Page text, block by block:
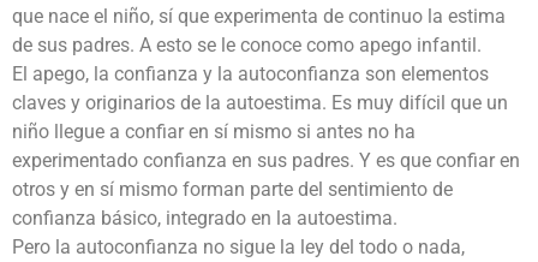
que nace el niño, sí que experimenta de continuo la estima
de sus padres. A esto se le conoce como apego infantil.
El apego, la confianza y la autoconfianza son elementos
claves y originarios de la autoestima. Es muy difícil que un
niño llegue a confiar en sí mismo si antes no ha
experimentado confianza en sus padres. Y es que confiar en
otros y en sí mismo forman parte del sentimiento de
confianza básico, integrado en la autoestima.
Pero la autoconfianza no sigue la ley del todo o nada,